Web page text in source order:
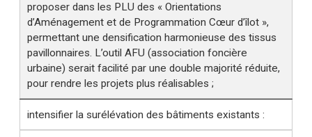
proposer dans les PLU des « Orientations
d’Aménagement et de Programmation Cœur d’îlot »,
permettant une densification harmonieuse des tissus
pavillonnaires. L’outil AFU (association foncière
urbaine) serait facilité par une double majorité réduite,
pour rendre les projets plus réalisables ;
intensifier la surélévation des bâtiments existants :